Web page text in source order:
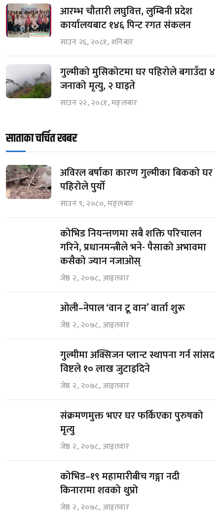
आरम्भ चौतारी लघुवित्त, लुम्बिनी प्रदेश
कार्यालयबाट १४६ पिन्ट रगत संकलन
साउन २६, २०८१, शनिबार
गुल्मीको मुसिकोटमा घर पहिरोले बगाउँदा ४
जनाको मृत्यु, २ घाइते
साउन २२, २०८१, मङ्लबार
साताका चर्चित खबर
अविरल बर्षाका कारण गुल्मीका बिकको घर
पहिरोले पुर्यो
साउन ९, २०८०, मङ्लबार
कोभिड नियन्त्तणमा सबै शक्ति परिचालन
गरिने, प्रधानमन्त्रीले भने- पैसाको अभावमा
कसैको ज्यान नजाओस्
जेष्ठ २, २०७८, आइतवार
ओली–नेपाल ‘वान टू वान’ वार्ता शुरू
जेष्ठ २, २०७८, आइतवार
गुल्मीमा अक्सिजन प्लान्ट स्थापना गर्न सांसद
विष्टले १० लाख जुटाइदिने
जेष्ठ २, २०७८, आइतवार
संक्रमणमुक्त भएर घर फर्किएका पुरुषको
मृत्यु
जेष्ठ २, २०७८, आइतवार
कोभिड–१९ महामारीबीच गङ्गा नदी
किनारामा शवको थुप्रो
जेष्ठ २, २०७८, आइतवार